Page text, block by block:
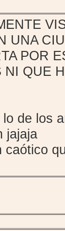
UNA
POR
NI QUE
de los
jajaja